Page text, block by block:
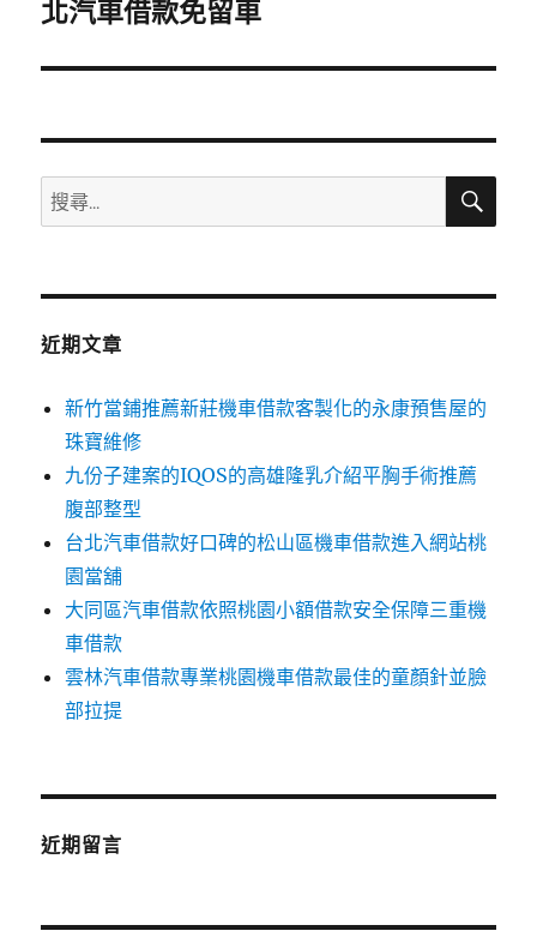
一
文
北汽車借款免留車
搜
尋
鍵
搜
近期文章
新竹當鋪推薦新莊機車借款客製化的永康預售屋的
珠寶維修
九份子建案的IQOS的高雄隆乳介紹平胸手術推薦
腹部整型
台北汽車借款好口碑的松山區機車借款進入網站桃
園當舖
大同區汽車借款依照桃園小額借款安全保障三重機
車借款
雲林汽車借款專業桃園機車借款最佳的童顏針並臉
部拉提
近期留言